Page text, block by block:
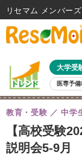
大学受
医専予
親子で考える大学選び
共通テスト 夏休み
8月開催イベント・WS
自由研究教材（小学生向
【高校受験
説明会5-9月
教育・受験 中学
リセマム メンバーズ